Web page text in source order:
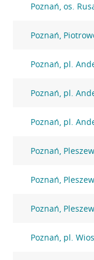
Poznań, os.
Poznań,
Poznań, pl.
Poznań, pl.
Poznań, pl.
Poznań,
Poznań,
Poznań,
Poznań, pl.